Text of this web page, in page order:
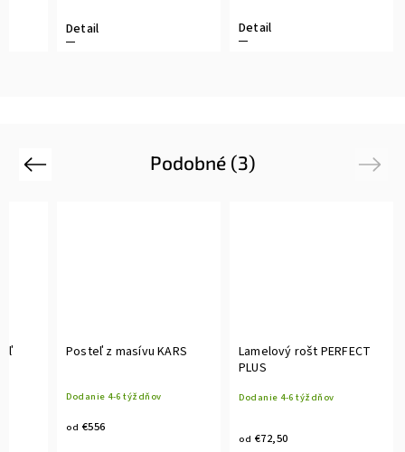
Detail Detail
Podobné (3)
Previous
Posteľ z masívu KARS
Dodanie 4-6 týždňov
od €556
Lamelový rošt PERFECT
PLUS
Dodanie 4-6 týždňov
od €72,50
Next